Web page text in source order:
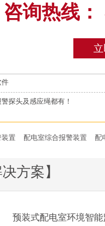
咨询热线：
件
探头及感应绳都有！
置 配电室综合报警装置 配
方案】
预装式配电室环境智